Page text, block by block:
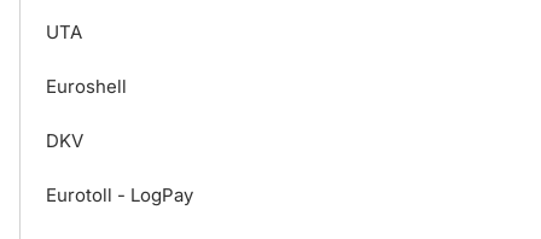
UTA
Euroshell
DKV
Eurotoll - LogPay